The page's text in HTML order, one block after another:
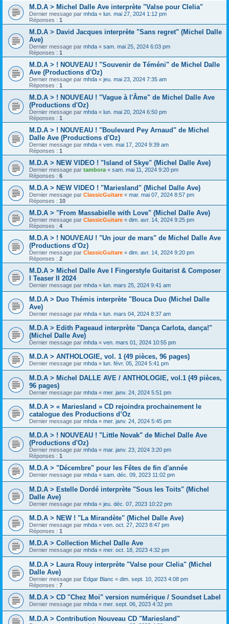
M.D.A > Michel Dalle Ave interprète "Valse pour Clelia"
Dernier message par mhda « lun. mai 27, 2024 1:12 pm
Réponses : 1
M.D.A > David Jacques interprète "Sans regret" (Michel Dalle
Ave)
Dernier message par mhda « sam. mai 25, 2024 6:03 pm
Réponses : 1
M.D.A > ! NOUVEAU ! "Souvenir de Téméni" de Michel Dalle
Ave (Productions d'Oz)
Dernier message par mhda « jeu. mai 23, 2024 7:35 am
Réponses : 1
M.D.A > ! NOUVEAU ! "Vague à l'Âme" de Michel Dalle Ave
(Productions d'Oz)
Dernier message par mhda « lun. mai 20, 2024 6:50 pm
Réponses : 1
M.D.A > ! NOUVEAU ! "Boulevard Pey Arnaud" de Michel
Dalle Ave (Productions d'Oz)
Dernier message par mhda « ven. mai 17, 2024 9:39 am
Réponses : 1
M.D.A > NEW VIDEO ! "Island of Skye" (Michel Dalle Ave)
Dernier message par tambora « sam. mai 11, 2024 9:20 pm
Réponses : 6
M.D.A > NEW VIDEO ! "Mariesland" (Michel Dalle Ave)
Dernier message par ClassicGuitare « mar. mai 07, 2024 8:57 pm
Réponses : 10
M.D.A > "From Massabielle with Love" (Michel Dalle Ave)
Dernier message par ClassicGuitare « dim. avr. 14, 2024 9:25 pm
Réponses : 4
M.D.A > ! NOUVEAU ! "Un jour de mars" de Michel Dalle Ave
(Productions d'Oz)
Dernier message par ClassicGuitare « dim. avr. 14, 2024 9:20 pm
Réponses : 2
M.D.A > Michel Dalle Ave I Fingerstyle Guitarist & Composer
I Teaser II 2024
Dernier message par mhda « lun. mars 25, 2024 9:41 am
M.D.A > Duo Thémis interprète "Bouca Duo (Michel Dalle
Ave)
Dernier message par mhda « lun. mars 04, 2024 8:37 am
M.D.A > Edith Pageaud interprète "Dança Carlota, dança!"
(Michel Dalle Ave)
Dernier message par mhda « ven. mars 01, 2024 10:55 pm
M.D.A > ANTHOLOGIE, vol. 1 (49 pièces, 96 pages)
Dernier message par mhda « lun. févr. 05, 2024 5:41 pm
M.D.A > Michel DALLE AVE / ANTHOLOGIE, vol.1 (49 pièces,
96 pages)
Dernier message par mhda « mer. janv. 24, 2024 5:51 pm
M.D.A > « Mariesland » CD rejoindra prochainement le
catalogue des Productions d’Oz
Dernier message par mhda « mer. janv. 24, 2024 5:45 pm
M.D.A > ! NOUVEAU ! "Little Novak" de Michel Dalle Ave
(Productions d'Oz)
Dernier message par mhda « mar. janv. 23, 2024 3:20 pm
Réponses : 1
M.D.A > "Décembre" pour les Fêtes de fin d'année
Dernier message par mhda « sam. déc. 09, 2023 11:02 pm
M.D.A > Estelle Dordé interprète "Sous les Toits" (Michel
Dalle Ave)
Dernier message par mhda « jeu. déc. 07, 2023 10:22 pm
M.D.A > NEW ! "La Mirandète" (Michel Dalle Ave)
Dernier message par mhda « ven. oct. 27, 2023 8:47 pm
Réponses : 1
M.D.A > Collection Michel Dalle Ave
Dernier message par mhda « mer. oct. 18, 2023 4:32 pm
M.D.A > Laura Rouy interprète "Valse pour Clelia" (Michel
Dalle Ave)
Dernier message par Edgar Blanc « dim. sept. 10, 2023 4:08 pm
Réponses : 7
M.D.A > CD "Chez Moi" version numérique / Soundset Label
Dernier message par mhda « mer. sept. 06, 2023 4:32 pm
M.D.A > Contribution Nouveau CD "Mariesland"